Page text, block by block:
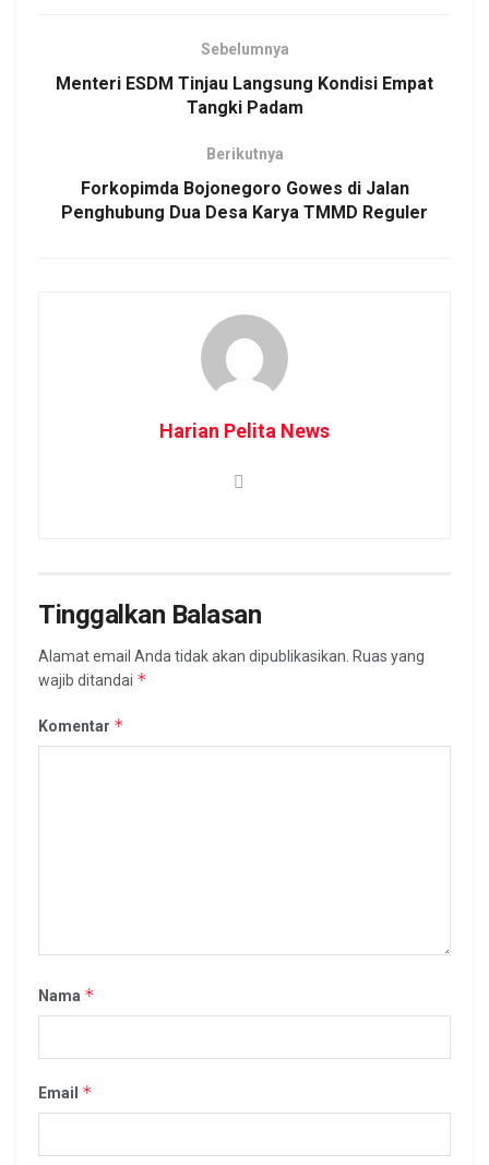
Sebelumnya
Menteri ESDM Tinjau Langsung Kondisi Empat
Tangki Padam
Berikutnya
Forkopimda Bojonegoro Gowes di Jalan
Penghubung Dua Desa Karya TMMD Reguler
Harian Pelita News
Tinggalkan Balasan
Alamat email Anda tidak akan dipublikasikan. Ruas yang
wajib ditandai *
Komentar *
Nama *
Email *